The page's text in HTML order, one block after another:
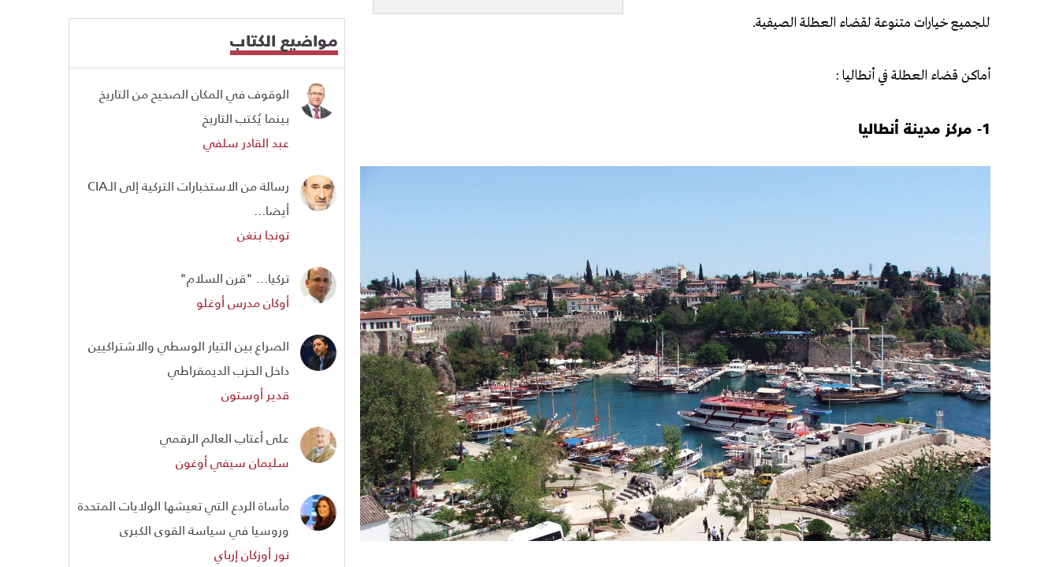
للجميع خيارات متنوعة لقضاء العطلة الصيفية.
أماكن قضاء العطلة في أنطاليا :
1- مركز مدينة أنطاليا
مواضيع الكتاب
الوقوف في المكان الصحيح من التاريخ
بينما يُكتب التاريخ
عبد القادر سلفي
رسالة من الاستخبارات التركية إلى الـCIA
أيضا...
تونجا بنغن
تركيا... "قرن السلام"
أوكان مدرس أوغلو
الصراع بين التيار الوسطي والاشتراكيين
داخل الحزب الديمقراطي
قدير أوستون
على أعتاب العالم الرقمي
سليمان سيفي أوغون
مأساة الردع التي تعيشها الولايات المتحدة
وروسيا في سياسة القوى الكبرى
نور أوزكان إرباي